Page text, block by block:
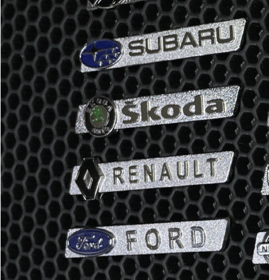
Отдельные коврики
EVA
Эконом